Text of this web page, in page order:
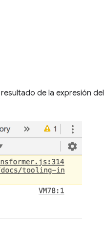
de la expresión del